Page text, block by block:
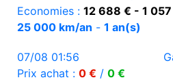
Economies : 12 688 € - 1
25 000 km/an - 1 an(s)
07/08 01:56
Prix achat : 0 € / 0 €